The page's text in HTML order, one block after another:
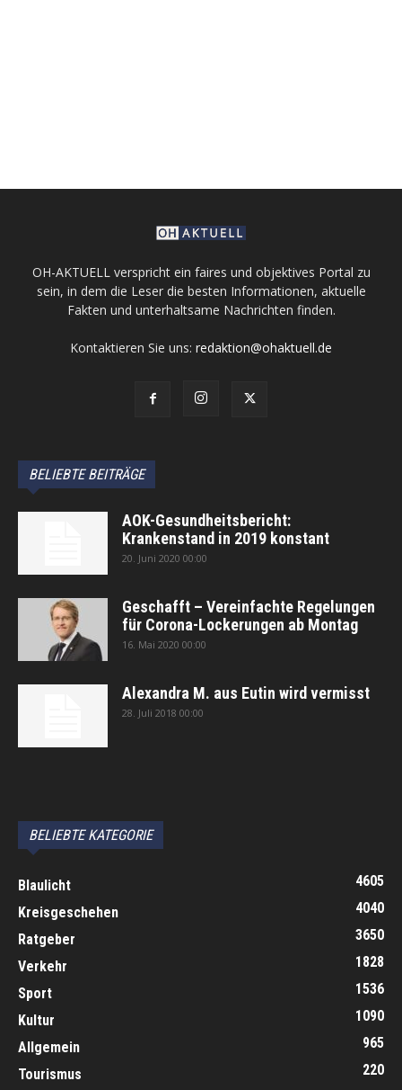
OH-AKTUELL verspricht ein faires und objektives Portal zu
sein, in dem die Leser die besten Informationen, aktuelle
Fakten und unterhaltsame Nachrichten finden.
Kontaktieren Sie uns: redaktion@ohaktuell.de
BELIEBTE BEITRÄGE
AOK-Gesundheitsbericht:
Krankenstand in 2019 konstant
20. Juni 2020 00:00
Geschafft – Vereinfachte Regelungen
für Corona-Lockerungen ab Montag
16. Mai 2020 00:00
Alexandra M. aus Eutin wird vermisst
28. Juli 2018 00:00
BELIEBTE KATEGORIE
Blaulicht
4605
Kreisgeschehen
4040
Ratgeber
3650
Verkehr
1828
Sport
1536
Kultur
1090
Allgemein
965
Tourismus
220